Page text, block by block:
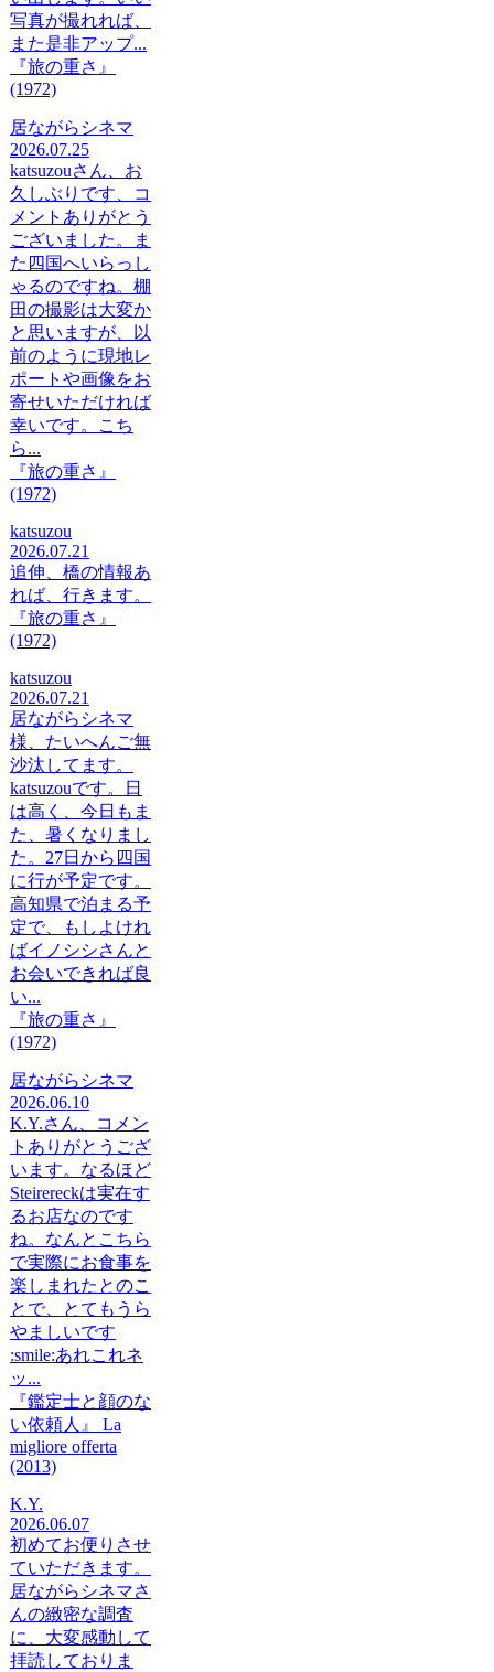
写真が撮れれば、
また是非アップ...
『旅の重さ』
(1972)
居ながらシネマ
2026.07.25
katsuzouさん、お
久しぶりです、コ
メントありがとう
ございました。ま
た四国へいらっし
ゃるのですね。棚
田の撮影は大変か
と思いますが、以
前のように現地レ
ポートや画像をお
寄せいただければ
幸いです。こち
ら...
『旅の重さ』
(1972)
katsuzou
2026.07.21
追伸、橋の情報あ
れば、行きます。
『旅の重さ』
(1972)
katsuzou
2026.07.21
居ながらシネマ
様、たいへんご無
沙汰してます。
katsuzouです。日
は高く、今日もま
た、暑くなりまし
た。27日から四国
に行が予定です。
高知県で泊まる予
定で、もしよけれ
ばイノシシさんと
お会いできれば良
い...
『旅の重さ』
(1972)
居ながらシネマ
2026.06.10
K.Y.さん、コメン
トありがとうござ
います。なるほど
Steirereckは実在す
るお店なのです
ね。なんとこちら
で実際にお食事を
楽しまれたとのこ
とで、とてもうら
やましいです
:smile:あれこれネ
ッ...
『鑑定士と顔のな
い依頼人』 La
migliore offerta
(2013)
K.Y.
2026.06.07
初めてお便りさせ
ていただきます。
居ながらシネマさ
んの緻密な調査
に、大変感動して
拝読しておりま